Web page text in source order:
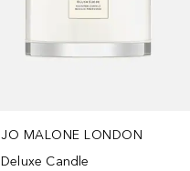
JO MALONE LONDON
Deluxe Candle